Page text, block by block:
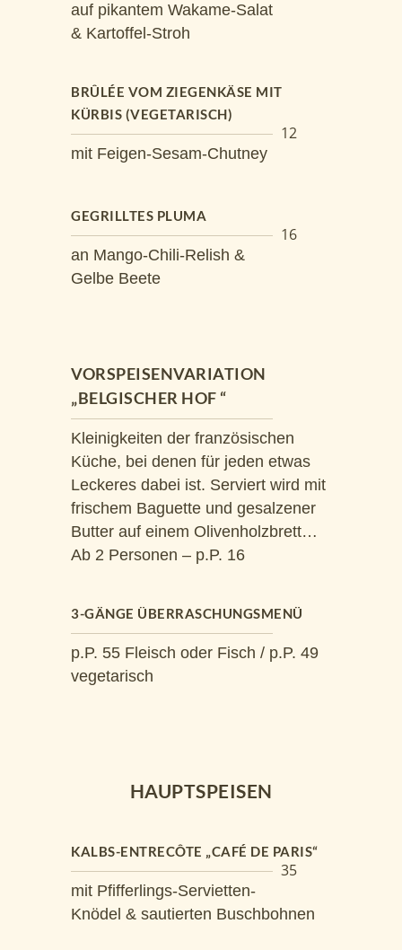
auf pikantem Wakame-Salat
& Kartoffel-Stroh
BRÛLÉE VOM ZIEGENKÄSE MIT
KÜRBIS (VEGETARISCH)
12
mit Feigen-Sesam-Chutney
GEGRILLTES PLUMA
16
an Mango-Chili-Relish &
Gelbe Beete
VORSPEISENVARIATION
„BELGISCHER HOF “
Kleinigkeiten der französischen
Küche, bei denen für jeden etwas
Leckeres dabei ist. Serviert wird mit
frischem Baguette und gesalzener
Butter auf einem Olivenholzbrett…
Ab 2 Personen – p.P. 16
3-GÄNGE ÜBERRASCHUNGSMENÜ
p.P. 55 Fleisch oder Fisch / p.P. 49
vegetarisch
HAUPTSPEISEN
KALBS-ENTRECÔTE „CAFÉ DE PARIS“
35
mit Pfifferlings-Servietten-
Knödel & sautierten Buschbohnen